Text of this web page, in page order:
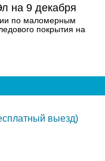
на 9 декабря
по маломерным
покрытия на
выезд)